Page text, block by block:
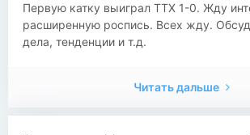
Первую катку выиграл ТТХ 1-0. Жду
расширенную роспись. Всех жду.
дела, тенденции и т.д.
Читать дальше